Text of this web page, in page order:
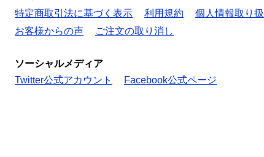
特定商取引法に基づく表示
利用規約 個人情報取り
お客様からの声
ご注文の取り消し
ソーシャルメディア
Twitter公式アカウント
Facebook公式ページ